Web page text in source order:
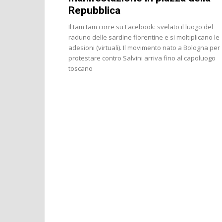
Repubblica
Il tam tam corre su Facebook: svelato il luogo del
raduno delle sardine fiorentine e si moltiplicano le
adesioni (virtuali). Il movimento nato a Bologna per
protestare contro Salvini arriva fino al capoluogo
toscano